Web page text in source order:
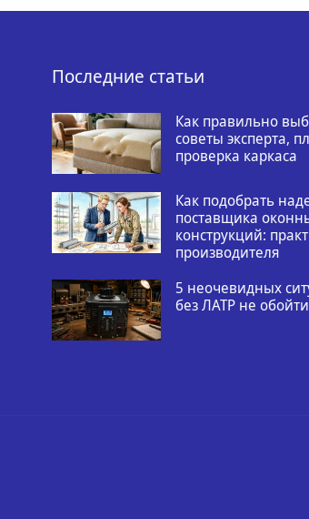
Последние статьи
Как правильно
советы эксперта,
проверка каркаса
Как подобрать
поставщика
конструкций:
производителя
5 неочевидных
без ЛАТР не